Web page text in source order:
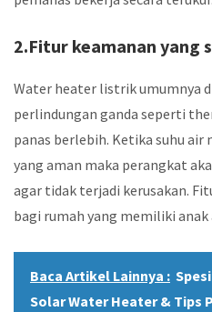
2.Fitur keamanan yang
Water heater listrik umumnya
perlindungan ganda seperti
panas berlebih. Ketika suhu
yang aman maka perangkat
agar tidak terjadi kerusakan.
bagi rumah yang memiliki anak
Baca Artikel Lainnya :
Solar Water Heater & Tips